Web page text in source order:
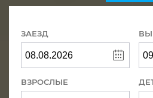
ЗАЕЗД
ВЗРОСЛЫЕ